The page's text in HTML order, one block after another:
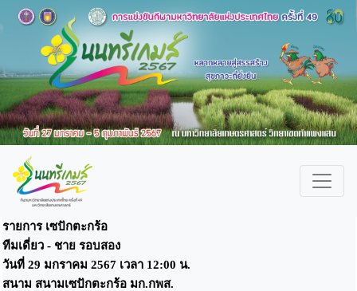
รายการ เซปักตะกร้อ
ทีมเดี่ยว - ชาย รอบสอง
วันที่ 29 มกราคม 2567 เวลา 12:00 น.
สนาม สนามเซปักตะกร้อ มก.กพส.